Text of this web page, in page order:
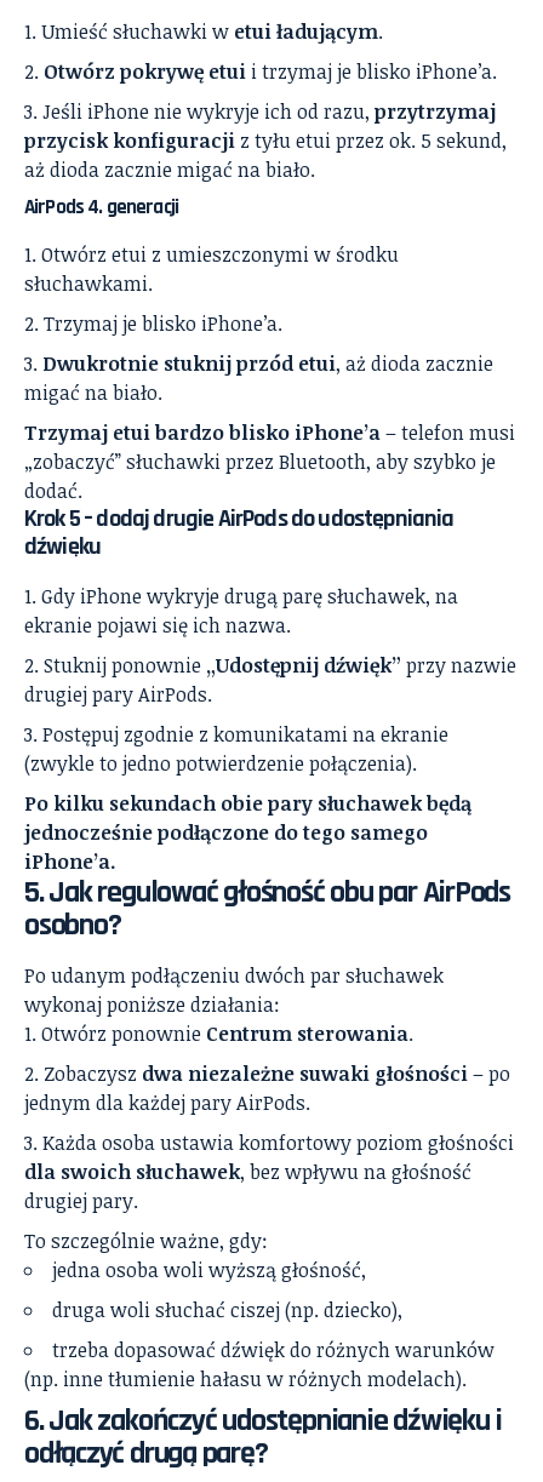
Umieść słuchawki w etui ładującym.
Otwórz pokrywę etui i trzymaj je blisko iPhone’a.
Jeśli iPhone nie wykryje ich od razu, przytrzymaj
przycisk konfiguracji z tyłu etui przez ok. 5 sekund,
aż dioda zacznie migać na biało.
AirPods 4. generacji
Otwórz etui z umieszczonymi w środku
słuchawkami.
Trzymaj je blisko iPhone’a.
Dwukrotnie stuknij przód etui, aż dioda zacznie
migać na biało.
Trzymaj etui bardzo blisko iPhone’a– telefon musi
„zobaczyć” słuchawki przez Bluetooth, aby szybko je
dodać.
Krok 5 – dodaj drugie AirPods do udostępniania
dźwięku
Gdy iPhone wykryje drugą parę słuchawek, na
ekranie pojawi się ich nazwa.
Stuknij ponownie „Udostępnij dźwięk” przy nazwie
drugiej pary AirPods.
Postępuj zgodnie z komunikatami na ekranie
(zwykle to jedno potwierdzenie połączenia).
Po kilku sekundach obie pary słuchawek będą
jednocześnie podłączone do tego samego
iPhone’a.
5. Jak regulować głośność obu par AirPods
osobno?
Po udanym podłączeniu dwóch par słuchawek
wykonaj poniższe działania:
Otwórz ponownie Centrum sterowania.
Zobaczysz dwa niezależne suwaki głośności– po
jednym dla każdej pary AirPods.
Każda osoba ustawia komfortowy poziom głośności
dla swoich słuchawek, bez wpływu na głośność
drugiej pary.
To szczególnie ważne, gdy:
jedna osoba woli wyższą głośność,
druga woli słuchać ciszej (np. dziecko),
trzeba dopasować dźwięk do różnych warunków
(np. inne tłumienie hałasu w różnych modelach).
6. Jak zakończyć udostępnianie dźwięku i
odłączyć drugą parę?